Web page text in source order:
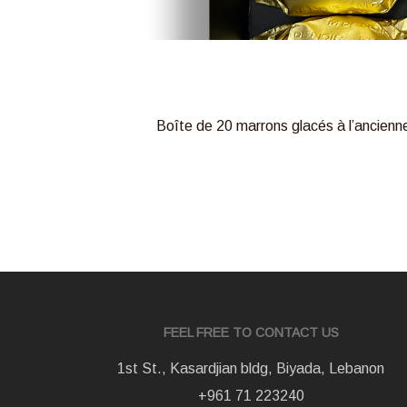
Boîte de 20 marrons glacés à
FEEL FREE TO CONTACT US
1st St., Kasardjian bldg, Biyada, Lebanon
+961 71 223240